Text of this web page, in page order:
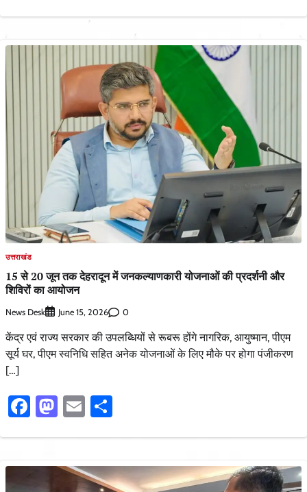
उत्तराखंड
15 से 20 जून तक देहरादून में जनकल्याणकारी योजनाओं की प्रदर्शनी और
शिविरों का आयोजन
News Desk June 15, 2026 0
केंद्र एवं राज्य सरकार की उपलब्धियों से रूबरू होंगे नागरिक, आयुष्मान, पीएम
सूर्य घर, पीएम स्वनिधि सहित अनेक योजनाओं के लिए मौके पर होगा पंजीकरण
[…]
Facebook
Mastodon
Email